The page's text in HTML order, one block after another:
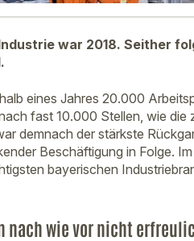
war 2018. Seither
eines Jahres 20.000
fast 10.000 Stellen, wie die
demnach der stärkste
Beschäftigung in Folge.
bayerischen
nach wie vor nicht